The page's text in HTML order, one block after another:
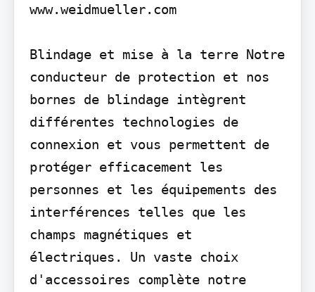
www.weidmueller.com
Blindage et mise à la terre Notre
conducteur de protection et nos
bornes de blindage intègrent
différentes technologies de
connexion et vous permettent de
protéger efficacement les
personnes et les équipements des
interférences telles que les
champs magnétiques et
électriques. Un vaste choix
d'accessoires complète notre